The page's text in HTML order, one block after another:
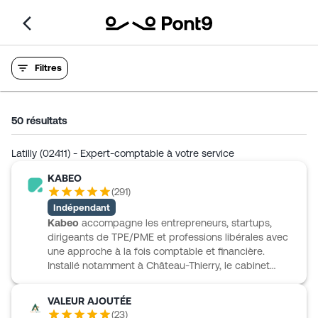
Filtres
50 résultats
Latilly (02411) - Expert-comptable à votre service
KABEO
(291)
Indépendant
Kabeo accompagne les entrepreneurs, startups,
dirigeants de TPE/PME et professions libérales avec
une approche à la fois comptable et financière.
Installé notamment à Château-Thierry, le cabinet
de création d’entreprise, de levée de fonds et de
pilotage financier externalisé. Son fonctionnement
VALEUR AJOUTÉE
(23)